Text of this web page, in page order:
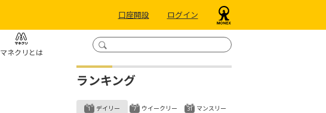
口座開設 ログイン
マネクリとは
ランキング
デイリー ウイークリー マンスリー